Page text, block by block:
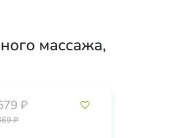
массажа,
₽
₽